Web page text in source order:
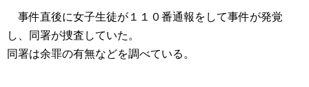
事件直後に女子生徒が１１０番通報をして事件が発覚
し、同署が捜査していた。
同署は余罪の有無などを調べている。